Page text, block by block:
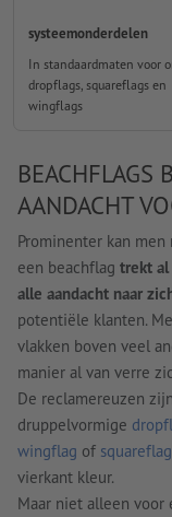
systeemonderdelen
In standaardmaten voor
dropflags, squareflags en
wingflags
BEACHFLAGS
AANDACHT
Prominenter kan
een beachflag trekt al
alle aandacht naar
potentiële klanten.
vlakken boven veel
manier al van verre
De reclamereuzen
druppelvormige
wingflag of squareflag
vierkant kleur.
Maar niet alleen